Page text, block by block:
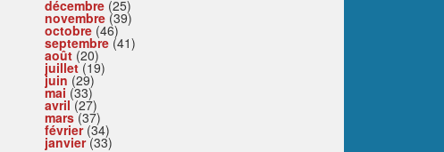
décembre (25)
novembre (39)
octobre (46)
septembre (41)
août (20)
juillet(19)
juin (29)
mai (33)
avril(27)
mars(37)
février(34)
janvier(33)